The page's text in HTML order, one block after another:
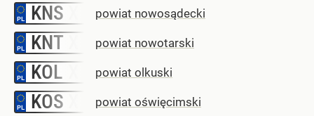
KNS powiat nowosądecki
KNT powiat nowotarski
KOL powiat olkuski
KOS powiat oświęcimski